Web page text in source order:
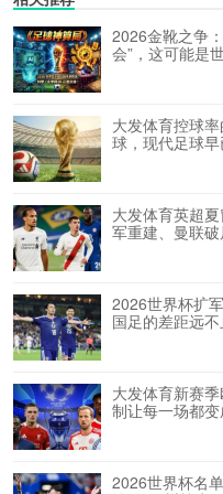
2026金靴之争
会”，这可能是
大发体育控球
球，现代足球早
大发体育英超
军重建、曼联
2026世界杯扩
国足的差距远
大发体育新赛
制让每一场都
2026世界杯名